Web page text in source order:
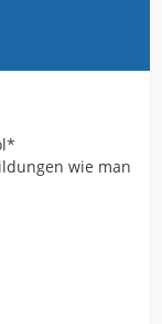
wie man